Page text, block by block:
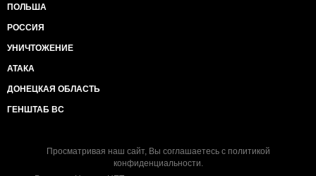
ПОЛЬША
РОССИЯ
УНИЧТОЖЕНИЕ
АТАКА
ДОНЕЦКАЯ ОБЛАСТЬ
ГЕНШТАБ ВС
Просматривая наш сайт, Вы соглашаетесь с политикой
конфиденциальности.